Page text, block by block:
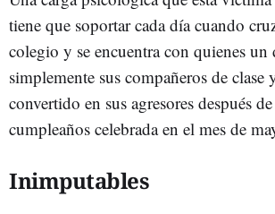
tiene que soportar cada día cuando
colegio y se encuentra con quienes un
simplemente sus compañeros de clase
convertido en sus agresores después
cumpleaños celebrada en el mes de
Inimputables